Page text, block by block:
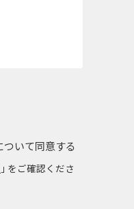
いて同意する
｣ をご確認くださ